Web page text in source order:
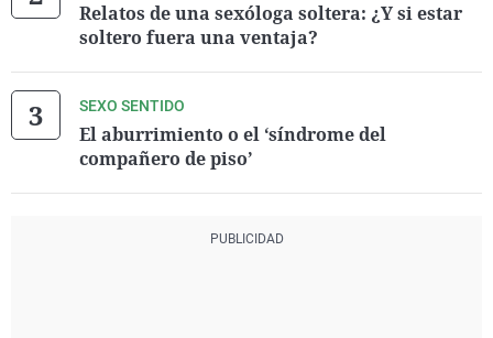
Relatos de una sexóloga soltera: ¿Y si estar
soltero fuera una ventaja?
SEXO SENTIDO
El aburrimiento o el ‘síndrome del
compañero de piso’